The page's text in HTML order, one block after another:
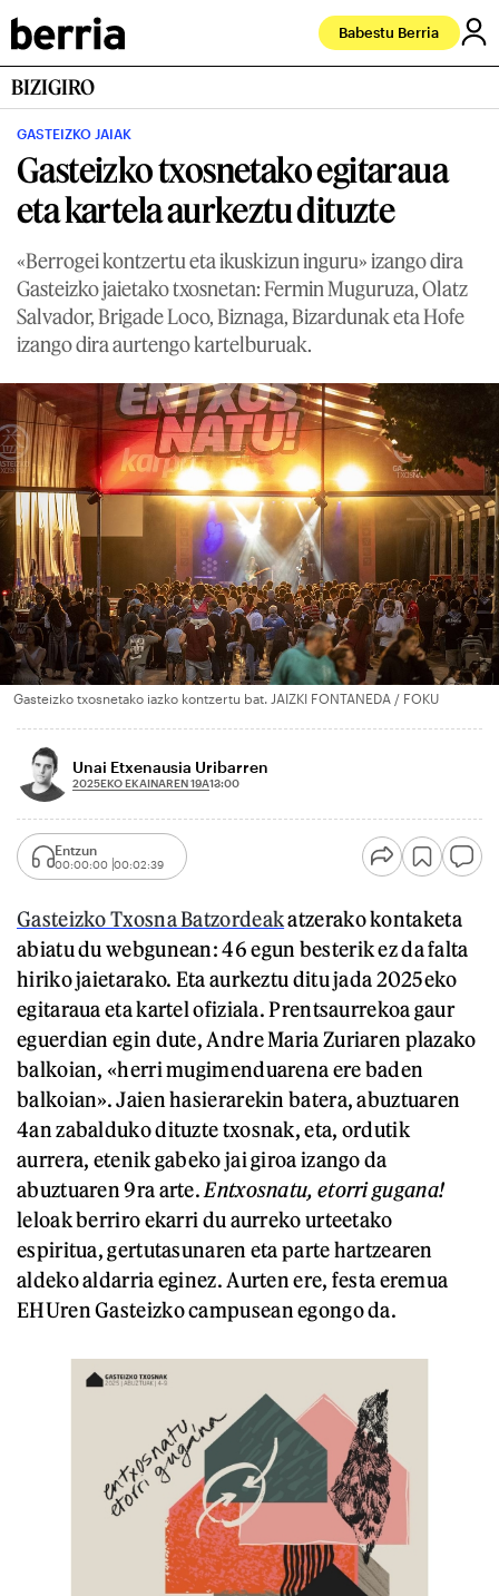
Babestu Berria
BIZIGIRO
GASTEIZKO JAIAK
Gasteizko txosnetako egitaraua
eta kartela aurkeztu dituzte
«Berrogei kontzertu eta ikuskizun inguru» izango dira
Gasteizko jaietako txosnetan: Fermin Muguruza, Olatz
Salvador, Brigade Loco, Biznaga, Bizardunak eta Hofe
izango dira aurtengo kartelburuak.
Gasteizko txosnetako iazko kontzertu bat. JAIZKI FONTANEDA / FOKU
Unai Etxenausia Uribarren
2025EKO EKAINAREN 19A13:00
Entzun
00:00:00 00:02:39
Gasteizko Txosna Batzordeakatzerako kontaketa
abiatu du webgunean: 46 egun besterik ez da falta
hiriko jaietarako. Eta aurkeztu ditu jada 2025eko
egitaraua eta kartel ofiziala. Prentsaurrekoa gaur
eguerdian egin dute, Andre Maria Zuriaren plazako
balkoian, «herri mugimenduarena ere baden
balkoian». Jaien hasierarekin batera, abuztuaren
4an zabalduko dituzte txosnak, eta, ordutik
aurrera, etenik gabeko jai giroa izango da
abuztuaren 9ra arte. Entxosnatu, etorri gugana!
leloak berriro ekarri du aurreko urteetako
espiritua, gertutasunaren eta parte hartzearen
aldeko aldarria eginez. Aurten ere, festa eremua
EHUren Gasteizko campusean egongo da.